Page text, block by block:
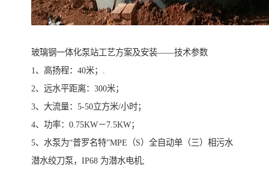
玻璃钢一体化泵站工艺方案及安装——技术参数
1、高扬程：40米；.
2、远水平距离：300米；
3、大流量：5-50立方米/小时；
4、功率：0.75KW－7.5KW；
5、水泵为“普罗名特”MPE（S）全自动单（三）相污水
潜水绞刀泵，IP68 为潜水电机;